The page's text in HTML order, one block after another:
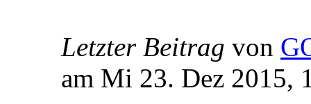
Letzter Beitrag von
am Mi 23. Dez 2015,